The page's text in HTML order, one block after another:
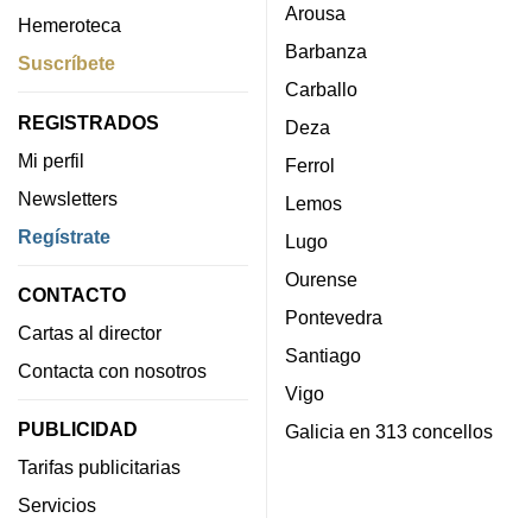
Hemeroteca
Suscríbete
REGISTRADOS
Mi perfil
Newsletters
Regístrate
CONTACTO
Cartas al director
Contacta con nosotros
PUBLICIDAD
Tarifas publicitarias
Servicios
Arousa
Barbanza
Carballo
Deza
Ferrol
Lemos
Lugo
Ourense
Pontevedra
Santiago
Vigo
Galicia en 313 concellos